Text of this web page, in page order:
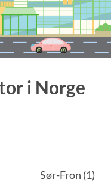
i Norge
Sør-Fron (1)